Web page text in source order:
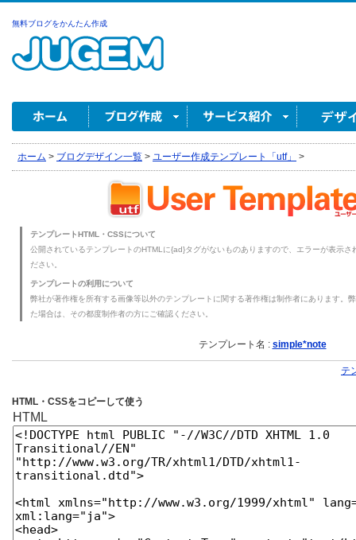
無料ブログをかんたん作成
ホーム > ブログデザイン一覧 > ユーザー作成テンプレート「utf」 >
テンプレートHTML・CSSについて
公開されているテンプレートのHTMLに{ad}タグがないものありますので、エラーが表示
ださい。
テンプレートの利用について
弊社が著作権を所有する画像等以外のテンプレートに関する著作権は制作者にあります。
た場合は、その都度制作者の方にご確認ください。
テンプレート名 : simple*note
テ
HTML・CSSをコピーして使う
HTML